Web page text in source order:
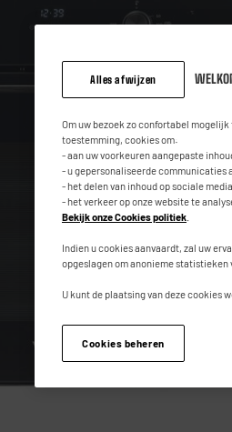
Alles afwijzen
Om uw bezoek zo confortabel
toestemming, cookies om:
- aan uw voorkeuren aangepaste
- u gepersonaliseerde communicaties
- het delen van inhoud op sociale
- het verkeer op onze website te
Bekijk onze Cookies politiek
Indien u cookies aanvaardt, zal uw
opgeslagen om anonieme statistieken
U kunt de plaatsing van deze cookies
Cookies beheren